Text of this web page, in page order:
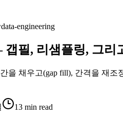
data-engineering
필, 리샘플링, 그리
을 채우고(gap fill), 간격을 재
13 min read